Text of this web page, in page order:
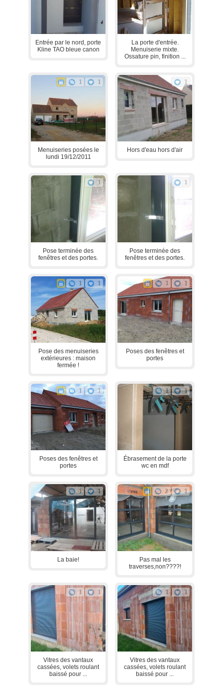
Entrée par le nord, porte
Kline TAO bleue canon
La porte d'entrée.
Menuiserie mixte.
Ossature pin, finition ...
1 1
Menuiseries posées le
lundi 19/12/2011
1
Hors d'eau hors d'air
1
Pose terminée des
fenêtres et des portes.
1
Pose terminée des
fenêtres et des portes.
1 1
Pose des menuiseries
extérieures : maison
fermée !
1 1
Poses des fenêtres et
portes
1 1
Poses des fenêtres et
portes
1 1
Ébrasement de la porte
wc en mdf
1 1
La baie!
2 1
Pas mal les
traverses,non????!
1 1
Vitres des vantaux
cassées, volets roulant
baissé pour ...
1 1
Vitres des vantaux
cassées, volets roulant
baissé pour ...